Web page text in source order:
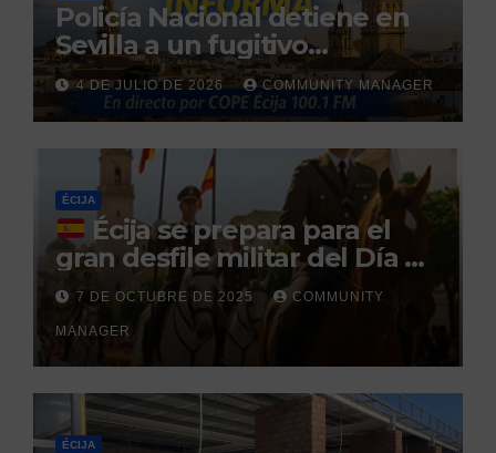
Policía Nacional detiene en
Sevilla a un fugitivo
reclamado por narcotráfico
tras no regresar a prisión
durante un permiso
penitenciario
4 DE JULIO DE 2026 COMMUNITY MANAGER
ÉCIJA
Écija se prepara para el
gran desfile militar del Día de
la Hispanidad organizado por
el Centro Militar de Cría
Caballar
7 DE OCTUBRE DE 2025 COMMUNITY
MANAGER
ÉCIJA